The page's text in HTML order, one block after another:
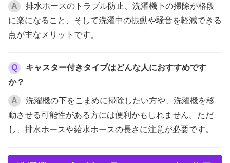
A
排水ホースのトラブル防止、洗濯機下の掃除が格段
に楽になること、そして洗濯中の振動や騒音を軽減できる
点が主なメリットです。
Q
キャスター付きタイプはどんな人におすすめです
か？
A
洗濯機の下をこまめに掃除したい方や、洗濯機を移
動させる可能性がある方には便利かもしれません。ただ
し、排水ホースや給水ホースの長さに注意が必要です。